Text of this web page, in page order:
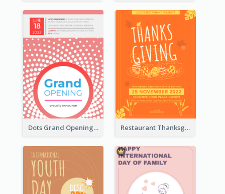
Dots Grand Opening Flyers Restaurant Thanksgiving Promote Flyers